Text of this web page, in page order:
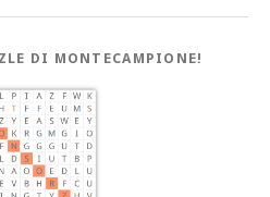
DI MONTECAMPIONE!